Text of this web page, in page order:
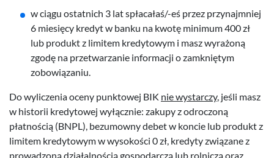
w ciągu ostatnich 3 lat spłacałaś/-eś przez przynajmniej
6 miesięcy kredyt w banku na kwotę minimum 400 zł
lub produkt z limitem kredytowym i masz wyrażoną
zgodę na przetwarzanie informacji o zamkniętym
zobowiązaniu.
Do wyliczenia oceny punktowej BIK nie wystarczy, jeśli masz
w historii kredytowej wyłącznie: zakupy z odroczoną
płatnością (BNPL), bezumowny debet w koncie lub produkt z
limitem kredytowym w wysokości 0 zł, kredyty związane z
prowadzoną działalnością gospodarczą lub rolniczą oraz